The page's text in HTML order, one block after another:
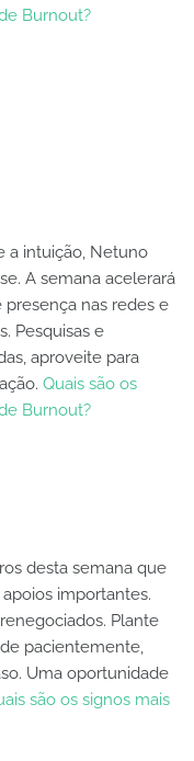
Burnout?
a intuição, Netuno
A semana acelerará
nas redes e
Pesquisas e
aproveite para
Quais são os
Burnout?
desta semana que
importantes.
Plante
pacientemente,
Uma oportunidade
são os signos mais